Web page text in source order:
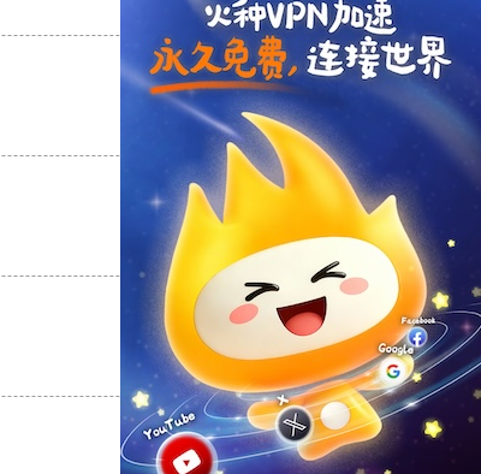
支持[0] 反对
支持
反对 [0]
支持[0] 反对[0]